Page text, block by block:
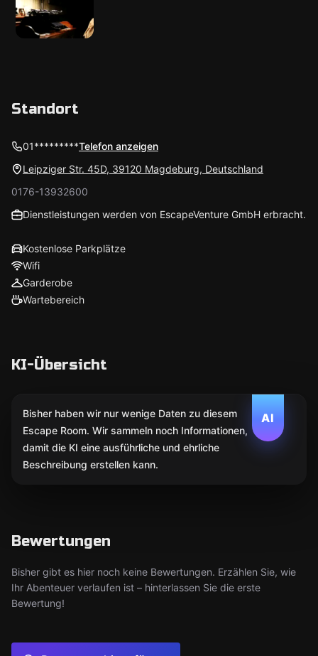
Standort
01*********Telefon anzeigen
Leipziger Str. 45D, 39120 Magdeburg, Deutschland
0176-13932600
Dienstleistungen werden von EscapeVenture GmbH erbracht.
Kostenlose Parkplätze
Wifi
Garderobe
Wartebereich
KI-Übersicht
AI
Bisher haben wir nur wenige Daten zu diesem
Escape Room. Wir sammeln noch Informationen,
damit die KI eine ausführliche und ehrliche
Beschreibung erstellen kann.
Bewertungen
Bisher gibt es hier noch keine Bewertungen. Erzählen Sie, wie
Ihr Abenteuer verlaufen ist – hinterlassen Sie die erste
Bewertung!